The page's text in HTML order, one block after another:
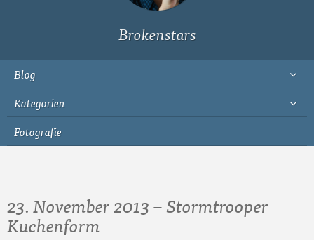
Brokenstars
Blog
Kategorien
Fotografie
23. November 2013 – Stormtrooper
Kuchenform